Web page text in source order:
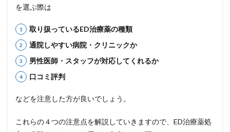
を選ぶ際は
取り扱っているED治療薬の種類
通院しやすい病院・クリニックか
男性医師・スタッフが対応してくれるか
口コミ評判
などを注意した方が良いでしょう。
これらの４つの注意点を解説していきますので、ED治療薬処